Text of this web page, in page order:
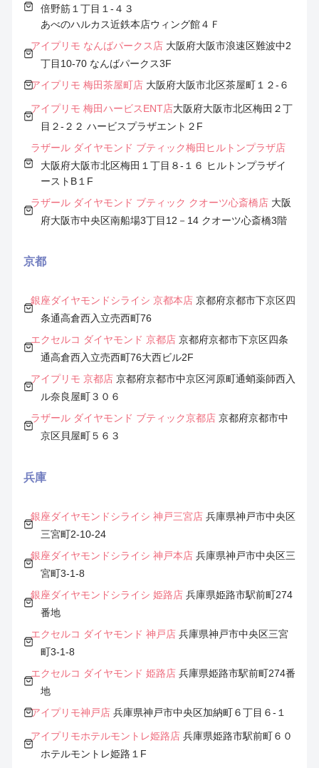
倍野筋１丁目１-４３
あべのハルカス近鉄本店ウィング館４Ｆ
アイプリモ なんばパークス店 大阪府大阪市浪速区難波中2
丁目10-70 なんばパークス3F
アイプリモ 梅田茶屋町店 大阪府大阪市北区茶屋町１２-６
アイプリモ 梅田ハービスENT店大阪府大阪市北区梅田２丁
目２-２２ ハービスプラザエント２F
ラザール ダイヤモンド ブティック梅田ヒルトンプラザ店
大阪府大阪市北区梅田１丁目８-１６ ヒルトンプラザイ
ーストB１F
ラザール ダイヤモンド ブティック クオーツ心斎橋店 大阪
府大阪市中央区南船場3丁目12－14 クオーツ心斎橋3階
京都
銀座ダイヤモンドシライシ 京都本店 京都府京都市下京区四
条通高倉西入立売西町76
エクセルコ ダイヤモンド 京都店 京都府京都市下京区四条
通高倉西入立売西町76大西ビル2F
アイプリモ 京都店 京都府京都市中京区河原町通蛸薬師西入
ル奈良屋町３０６
ラザール ダイヤモンド ブティック京都店 京都府京都市中
京区貝屋町５６３
兵庫
銀座ダイヤモンドシライシ 神戸三宮店 兵庫県神戸市中央区
三宮町2-10-24
銀座ダイヤモンドシライシ 神戸本店 兵庫県神戸市中央区三
宮町3-1-8
銀座ダイヤモンドシライシ 姫路店 兵庫県姫路市駅前町274
番地
エクセルコ ダイヤモンド 神戸店 兵庫県神戸市中央区三宮
町3-1-8
エクセルコ ダイヤモンド 姫路店 兵庫県姫路市駅前町274番
地
アイプリモ神戸店 兵庫県神戸市中央区加納町６丁目６-１
アイプリモホテルモントレ姫路店 兵庫県姫路市駅前町６０
ホテルモントレ姫路１F